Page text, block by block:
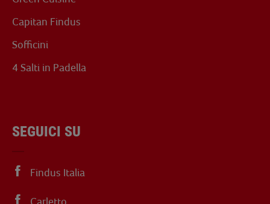
Capitan Findus
Sofficini
4 Salti in Padella
SEGUICI SU
Findus Italia
Carletto